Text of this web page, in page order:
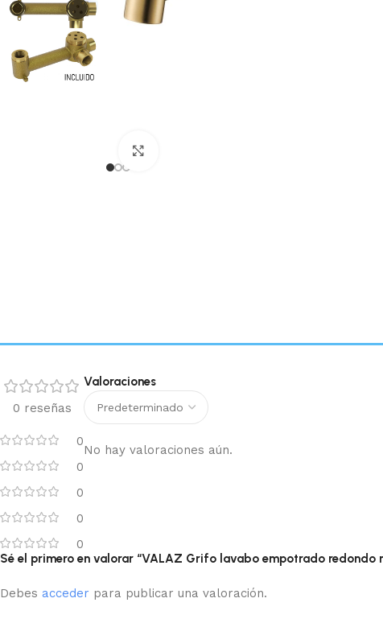
0 reseñas
0
0
0
0
0
Valoraciones
No hay valoraciones aún.
Sé el primero en valorar “VALAZ Grifo lavabo empotrado redondo
Debes acceder para publicar una valoración.